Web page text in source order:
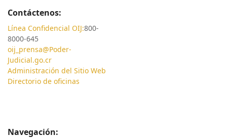
Contáctenos:
Línea Confidencial OIJ:800-
8000-645
oij_prensa@Poder-
Judicial.go.cr
Administración del Sitio Web
Directorio de oficinas
Navegación: